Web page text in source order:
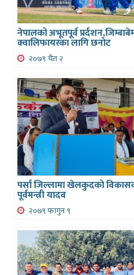
नेपालको अभूतपूर्व
क्वालिफायरका लागि छनोट
२०७९ चैत २
पर्सा जिल्लामा खेलकुदको
पूर्वमन्त्री यादव
२०७९ फागुन ९